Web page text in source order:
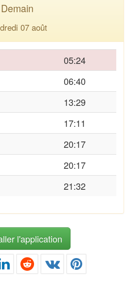
Demain
07 août
05:24
06:40
13:29
17:11
20:17
20:17
21:32
l'application